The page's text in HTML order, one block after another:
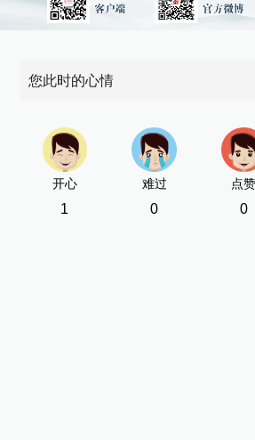
您此时的心情
开心
1
难过
0
点赞
0